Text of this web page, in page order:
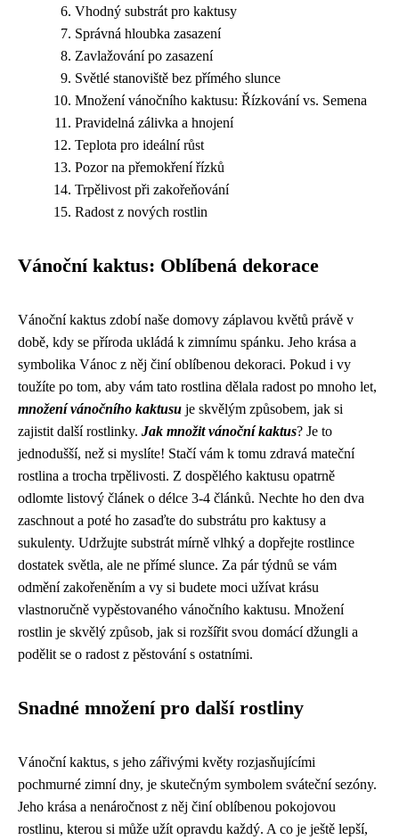
Vhodný substrát pro kaktusy
Správná hloubka zasazení
Zavlažování po zasazení
Světlé stanoviště bez přímého slunce
Množení vánočního kaktusu: Řízkování vs. Semena
Pravidelná zálivka a hnojení
Teplota pro ideální růst
Pozor na přemokření řízků
Trpělivost při zakořeňování
Radost z nových rostlin
Vánoční kaktus: Oblíbená dekorace
Vánoční kaktus zdobí naše domovy záplavou květů právě v
době, kdy se příroda ukládá k zimnímu spánku. Jeho krása a
symbolika Vánoc z něj činí oblíbenou dekoraci. Pokud i vy
toužíte po tom, aby vám tato rostlina dělala radost po mnoho let,
množení vánočního kaktusu je skvělým způsobem, jak si
zajistit další rostlinky. Jak množit vánoční kaktus? Je to
jednodušší, než si myslíte! Stačí vám k tomu zdravá mateční
rostlina a trocha trpělivosti. Z dospělého kaktusu opatrně
odlomte listový článek o délce 3-4 článků. Nechte ho den dva
zaschnout a poté ho zasaďte do substrátu pro kaktusy a
sukulenty. Udržujte substrát mírně vlhký a dopřejte rostlince
dostatek světla, ale ne přímé slunce. Za pár týdnů se vám
odmění zakořeněním a vy si budete moci užívat krásu
vlastnoručně vypěstovaného vánočního kaktusu. Množení
rostlin je skvělý způsob, jak si rozšířit svou domácí džungli a
podělit se o radost z pěstování s ostatními.
Snadné množení pro další rostliny
Vánoční kaktus, s jeho zářivými květy rozjasňujícími
pochmurné zimní dny, je skutečným symbolem sváteční sezóny.
Jeho krása a nenáročnost z něj činí oblíbenou pokojovou
rostlinu, kterou si může užít opravdu každý. A co je ještě lepší,